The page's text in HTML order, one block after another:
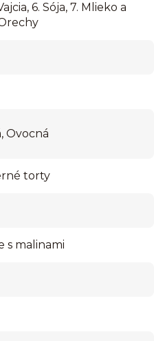
6. Sója, 7. Mlieko a
Ovocná
torty
s malinami